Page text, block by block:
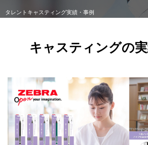
タレントキャスティング実績・事例
キャスティングの